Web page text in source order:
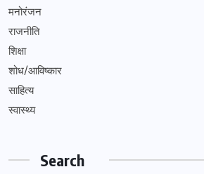
मनोरंजन
राजनीति
शिक्षा
शोध/आविष्कार
साहित्य
स्वास्थ्य
Search